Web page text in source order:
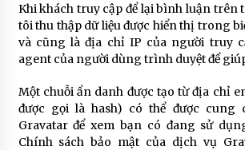
bệnh sớm
4 năm ago
4 năm ago
Dạ dày là gì? Cấu tạo của dạ
Khi khách truy cập để lại bình luận trên
tôi thu thập dữ liệu được hiển thị trong
và cũng là địa chỉ IP của người truy
agent của người dùng trình duyệt để
Một chuỗi ẩn danh được tạo từ địa chỉ
được gọi là hash) có thể được cung
Gravatar để xem bạn có đang sử
Chính sách bảo mật của dịch vụ